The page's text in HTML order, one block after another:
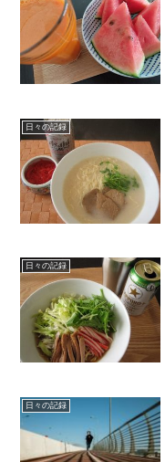
日々の記録
日々の記録
日々の記録